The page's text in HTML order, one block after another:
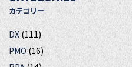
カテゴリー
DX (111)
PMO(16)